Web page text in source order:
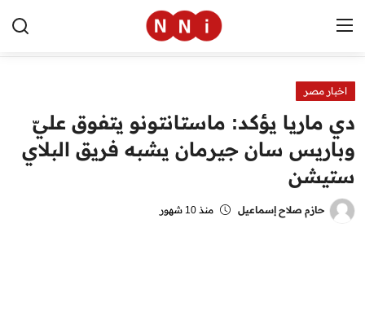
الرئيسية
اخبار مصر
العالم
الرياضة
اخبار مصر
دي ماريا يؤكد: ماستانتونو يتفوق عليّ
وباريس سان جيرمان يشبه فريق البلاي
ستيشن
حازم صلاح إسماعيل منذ 10 شهور